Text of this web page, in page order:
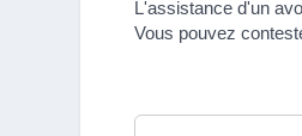
L'assistance d'un
Vous pouvez